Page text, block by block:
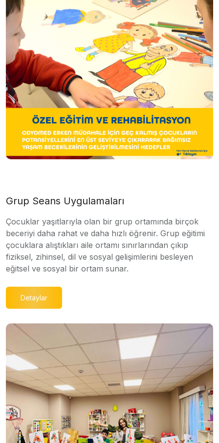
Grup Seans Uygulamaları
Çocuklar yaşıtlarıyla olan bir grup ortamında birçok
beceriyi daha rahat ve daha hızlı öğrenir. Grup eğitimi
çocuklara alıştıkları aile ortamı sınırlarından çıkıp
fiziksel, zihinsel, dil ve sosyal gelişimlerini besleyen
eğitsel ve sosyal bir ortam sunar.
Detaylar